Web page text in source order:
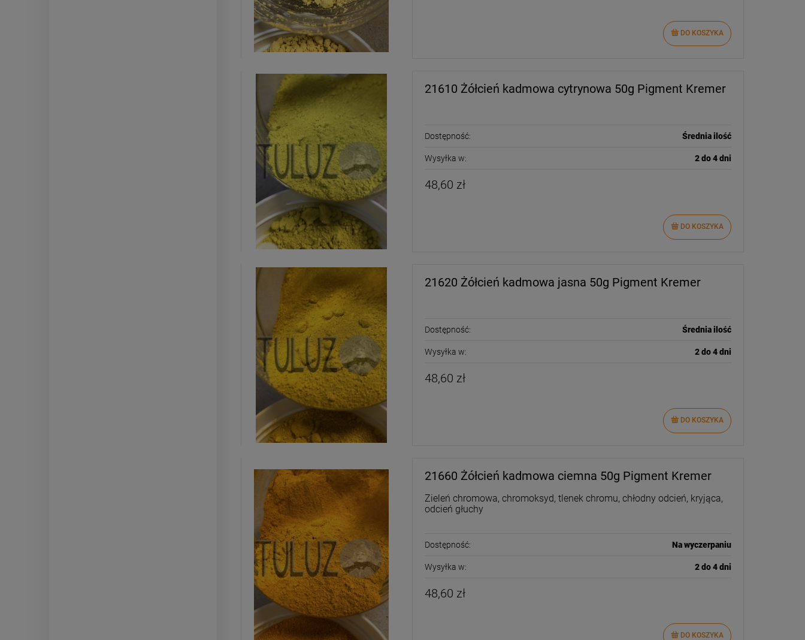
DO KOSZYKA
21610 Żółcień kadmowa cytrynowa 50g Pigment Kremer
Dostępność: Średnia ilość
Wysyłka w: 2 do 4 dni
48,60 zł
DO KOSZYKA
21620 Żółcień kadmowa jasna 50g Pigment Kremer
Dostępność: Średnia ilość
Wysyłka w: 2 do 4 dni
48,60 zł
DO KOSZYKA
21660 Żółcień kadmowa ciemna 50g Pigment Kremer
Zieleń chromowa, chromoksyd, tlenek chromu, chłodny odcień, kryjąca,
odcień głuchy
Dostępność: Na wyczerpaniu
Wysyłka w: 2 do 4 dni
48,60 zł
DO KOSZYKA